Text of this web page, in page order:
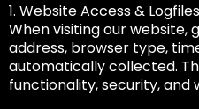
1. Website Access & Logfiles
When visiting our website,
address, browser type,
automatically collected.
functionality, security, and